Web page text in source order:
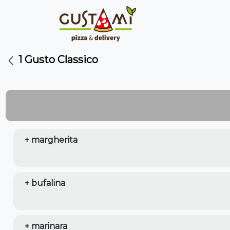
1 Gusto Classico
+ margherita
+ bufalina
+ marinara